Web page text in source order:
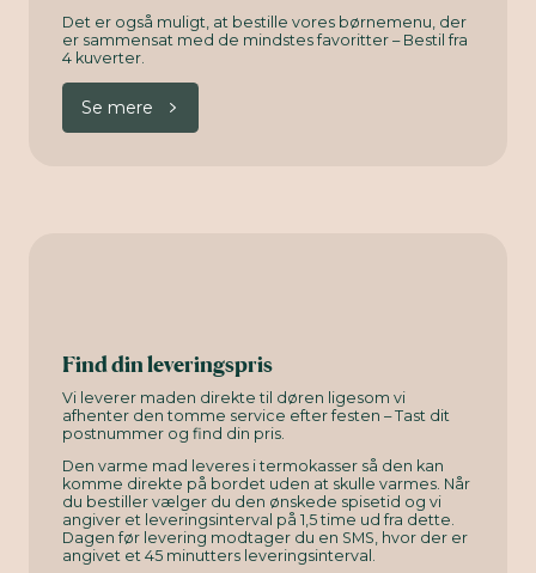
Det er også muligt, at bestille vores børnemenu, der
er sammensat med de mindstes favoritter – Bestil fra
4 kuverter.
Se mere
Find din leveringspris
Vi leverer maden direkte til døren ligesom vi
afhenter den tomme service efter festen – Tast dit
postnummer og find din pris.
Den varme mad leveres i termokasser så den kan
komme direkte på bordet uden at skulle varmes. Når
du bestiller vælger du den ønskede spisetid og vi
angiver et leveringsinterval på 1,5 time ud fra dette.
Dagen før levering modtager du en SMS, hvor der er
angivet et 45 minutters leveringsinterval.